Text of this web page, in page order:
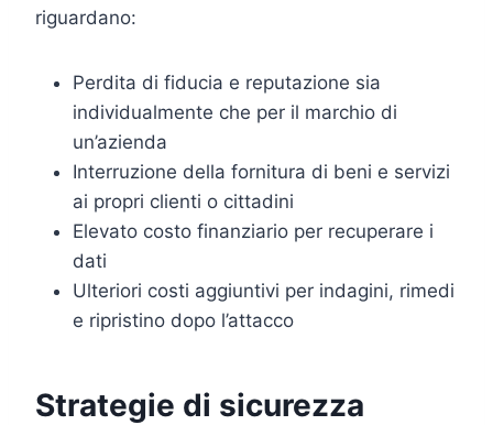
riguardano:
Perdita di fiducia e reputazione sia
individualmente che per il marchio di
un’azienda
Interruzione della fornitura di beni e servizi
ai propri clienti o cittadini
Elevato costo finanziario per recuperare i
dati
Ulteriori costi aggiuntivi per indagini, rimedi
e ripristino dopo l’attacco
Strategie di sicurezza